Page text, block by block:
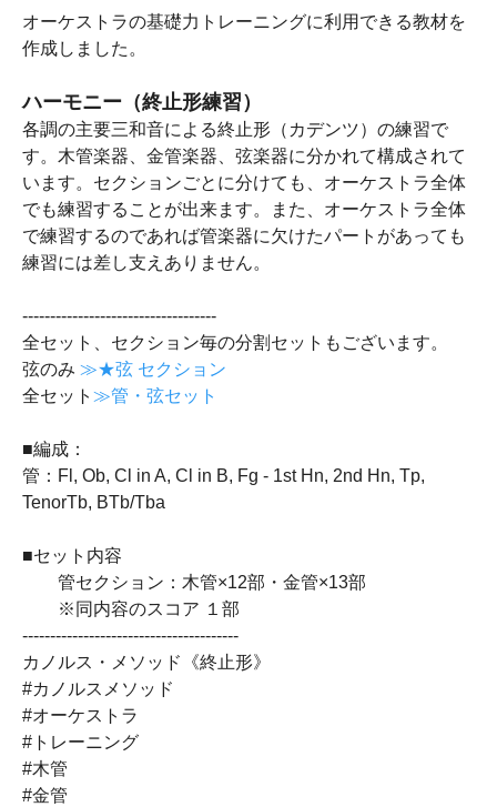
オーケストラの基礎力トレーニングに利用できる教材を
作成しました。
ハーモニー（終止形練習）
各調の主要三和音による終止形（カデンツ）の練習で
す。木管楽器、金管楽器、弦楽器に分かれて構成されて
います。セクションごとに分けても、オーケストラ全体
でも練習することが出来ます。また、オーケストラ全体
で練習するのであれば管楽器に欠けたパートがあっても
練習には差し支えありません。
-----------------------------------
全セット、セクション毎の分割セットもございます。
弦のみ ≫★弦 セクション
全セット ≫管・弦セット
■編成：
管：Fl, Ob, Cl in A, Cl in B, Fg - 1st Hn, 2nd Hn, Tp,
TenorTb, BTb/Tba
■セット内容
管セクション：木管×12部・金管×13部
※同内容のスコア １部
---------------------------------------
カノルス・メソッド《終止形》
#カノルスメソッド
#オーケストラ
#トレーニング
#木管
#金管